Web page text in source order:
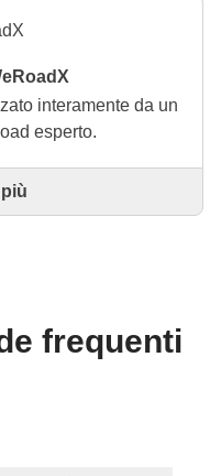
interamente da un
esperto.
e realizzato
e gestirlo nella
altro WeRoad.
frequenti